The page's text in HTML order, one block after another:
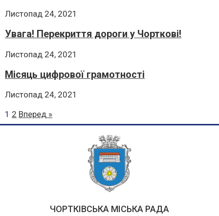
Листопад 24, 2021
Увага! Перекриття дороги у Чорткові!
Листопад 24, 2021
Місяць цифрової грамотності
Листопад 24, 2021
1 2 Вперед »
ЧОРТКІВСЬКА МІСЬКА РАДА